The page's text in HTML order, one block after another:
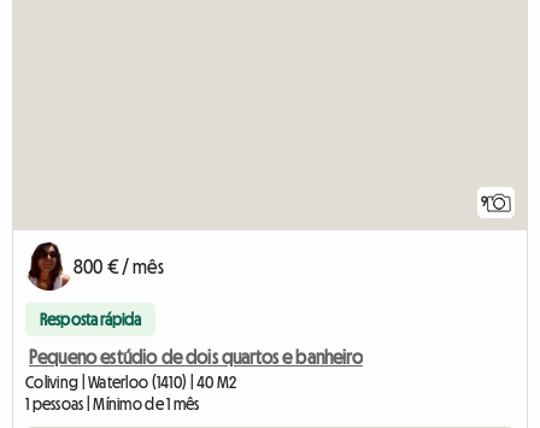
9
800 € / mês
Resposta rápida
Pequeno estúdio de dois quartos e banheiro
Coliving | Waterloo (1410) | 40 M2
1 pessoas | Mínimo de 1 mês